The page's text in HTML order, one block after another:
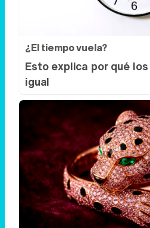
¿El tiempo vuela?
Esto explica por qué
igual